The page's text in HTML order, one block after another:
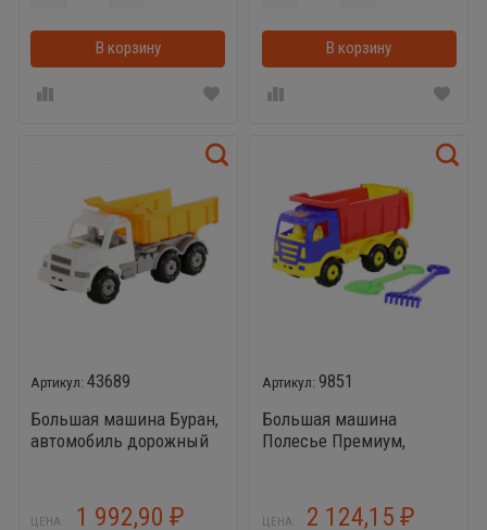
В корзину В корзинкеВ корзину
43689
Большая машина Буран,
автомобиль дорожный
ЦЕНА: 1 992,90 ₽
9851
Большая машина
Полесье Премиум,
ЦЕНА: 2 124,15₽